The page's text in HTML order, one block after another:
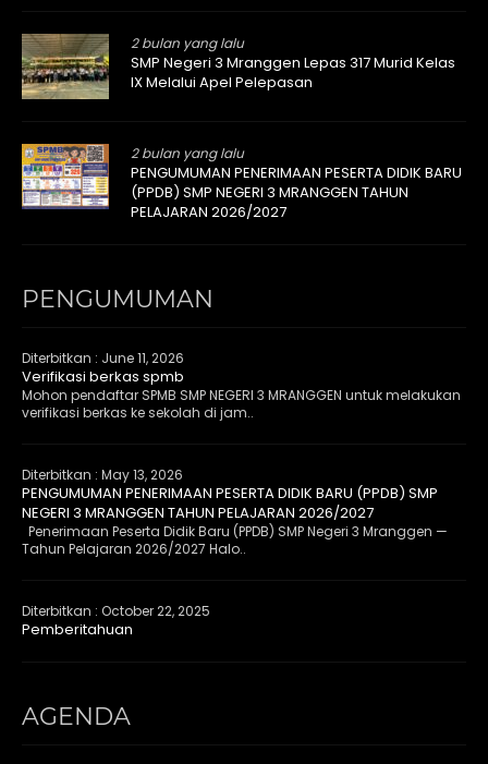
2 bulan yang lalu
SMP Negeri 3 Mranggen Lepas 317 Murid Kelas
IX Melalui Apel Pelepasan
2 bulan yang lalu
PENGUMUMAN PENERIMAAN PESERTA DIDIK BARU
(PPDB) SMP NEGERI 3 MRANGGEN TAHUN
PELAJARAN 2026/2027
PENGUMUMAN
Diterbitkan : June 11, 2026
Verifikasi berkas spmb
Mohon pendaftar SPMB SMP NEGERI 3 MRANGGEN untuk melakukan
verifikasi berkas ke sekolah di jam..
Diterbitkan : May 13, 2026
PENGUMUMAN PENERIMAAN PESERTA DIDIK BARU (PPDB) SMP
NEGERI 3 MRANGGEN TAHUN PELAJARAN 2026/2027
Penerimaan Peserta Didik Baru (PPDB) SMP Negeri 3 Mranggen —
Tahun Pelajaran 2026/2027 Halo..
Diterbitkan : October 22, 2025
Pemberitahuan
AGENDA